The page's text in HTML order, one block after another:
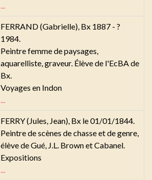
FERRAND (Gabrielle), Bx 1887 - ?
1984.
Peintre femme de paysages,
aquarelliste, graveur. Élève de l'EcBA de
Bx.
Voyages en Indon
FERRY (Jules, Jean), Bx le 01/01/1844.
Peintre de scènes de chasse et de genre,
élève de Gué, J.L. Brown et Cabanel.
Expositions